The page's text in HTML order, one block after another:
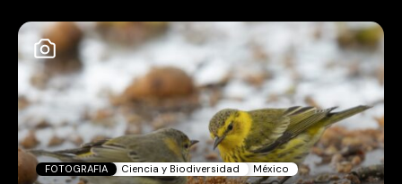
FOTOGRAFIA Ciencia y Biodiversidad México